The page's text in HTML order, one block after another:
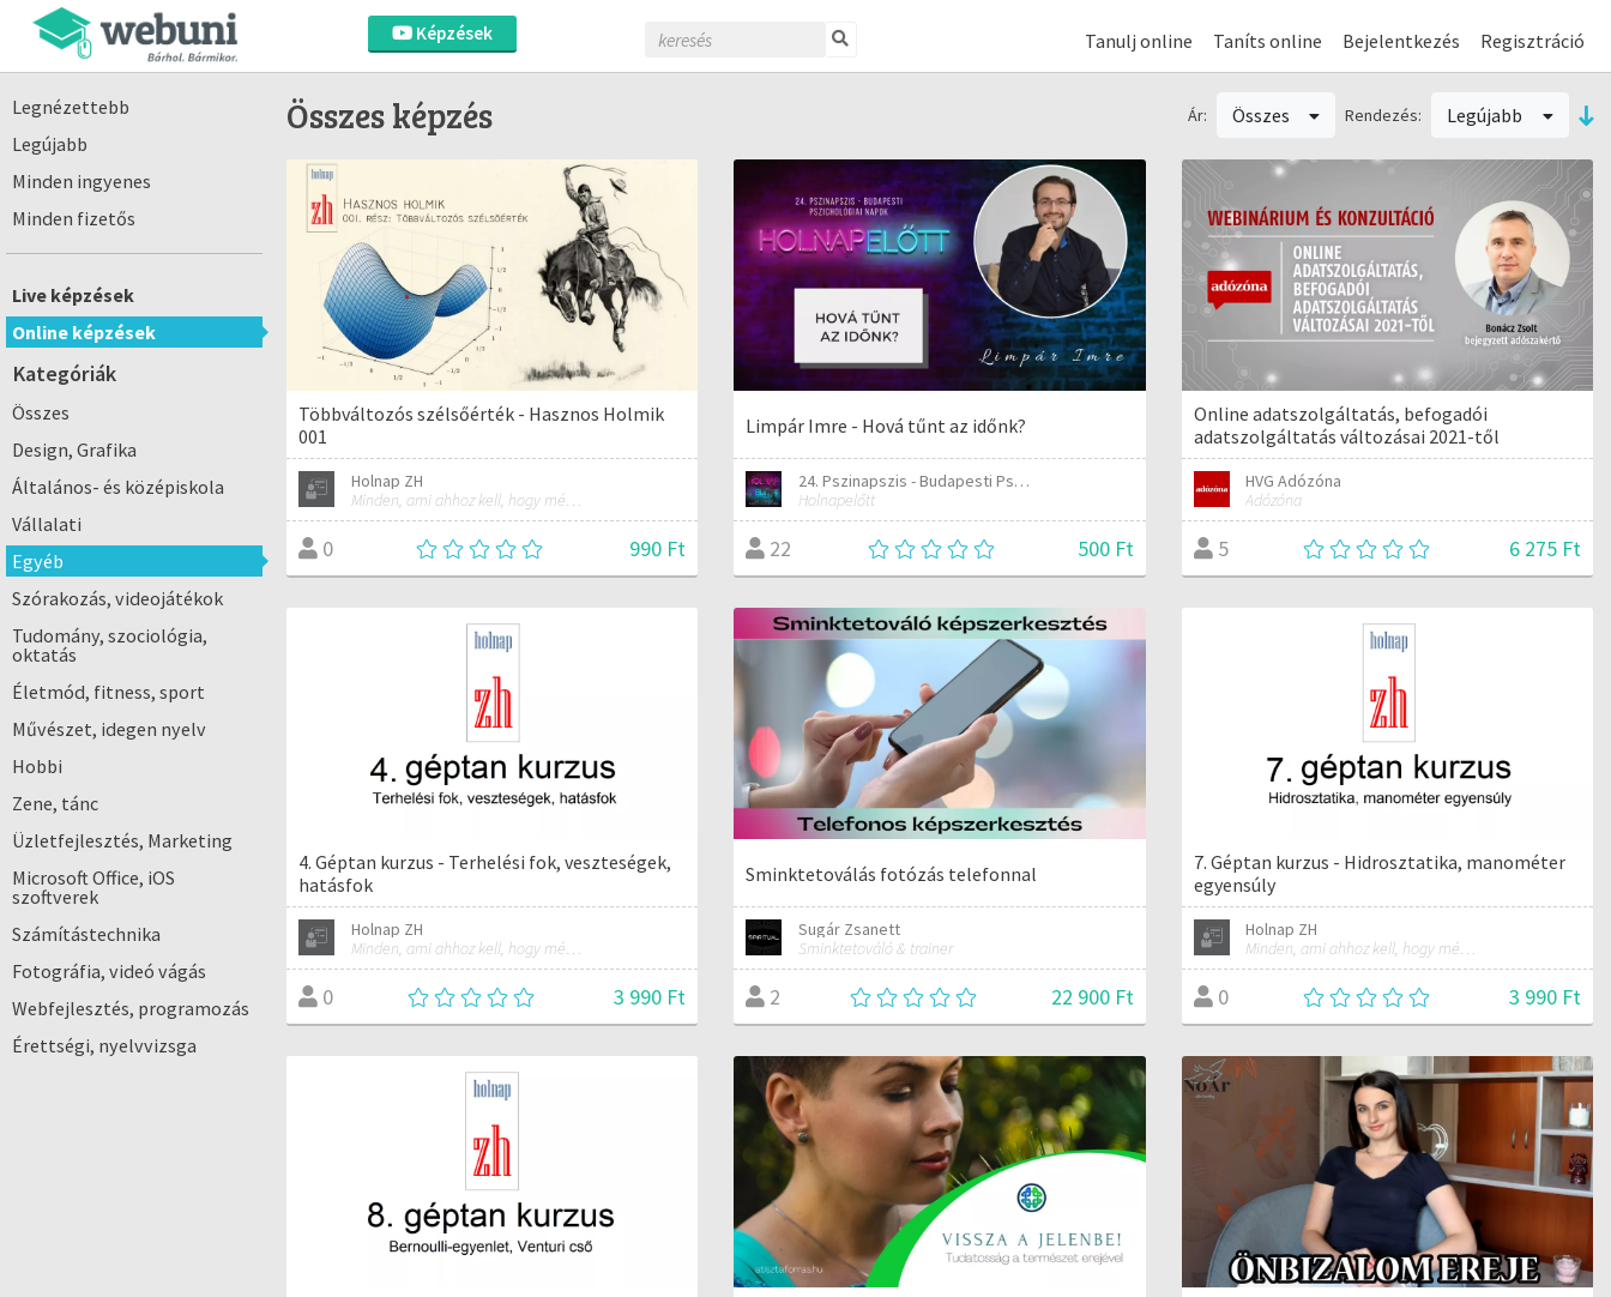
Képzések Tanulj online Taníts online Bejelentkezés Regisztráció
Legnézettebb
Legújabb
Minden ingyenes
Minden fizetős
Live képzések
Online képzések
Kategóriák
Összes
Design, Grafika
Általános- és középiskola
Vállalati
Egyéb
Szórakozás, videojátékok
Tudomány, szociológia,
oktatás
Életmód, fitness, sport
Művészet, idegen nyelv
Hobbi
Zene, tánc
Üzletfejlesztés, Marketing
Microsoft Office, iOS
szoftverek
Számítástechnika
Fotográfia, videó vágás
Webfejlesztés, programozás
Érettségi, nyelvvizsga
Összes képzés Ár: Összes Rendezés: Legújabb
Többváltozós szélsőérték - Hasznos Holmik
001
Holnap ZH
Minden, ami ahhoz kell, hogy mérnökké válj!
0 990 Ft
Limpár Imre - Hová tűnt az időnk?
24. Pszinapszis - Budapesti Pszichológiai Napok
Holnapelőtt
22 500 Ft
Online adatszolgáltatás, befogadói
adatszolgáltatás változásai 2021-től
HVG Adózóna
Adózóna
5 6 275 Ft
4. Géptan kurzus - Terhelési fok, veszteségek,
hatásfok
Holnap ZH
Minden, ami ahhoz kell, hogy mérnökké válj!
0 3 990 Ft
Sminktetoválás fotózás telefonnal
Sugár Zsanett
Sminktetováló & trainer
2 22 900 Ft
7. Géptan kurzus - Hidrosztatika, manométer
egyensúly
Holnap ZH
Minden, ami ahhoz kell, hogy mérnökké válj!
0 3 990 Ft